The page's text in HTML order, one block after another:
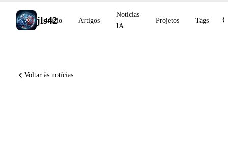
jls42
Início Artigos
Notícias
IA
Projetos Tags
Voltar às notícias